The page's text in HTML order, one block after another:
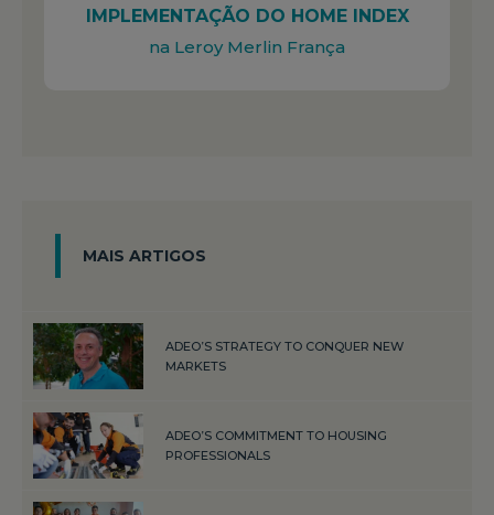
IMPLEMENTAÇÃO DO HOME INDEX
na Leroy Merlin França
MAIS ARTIGOS
ADEO’S STRATEGY TO CONQUER NEW
MARKETS
ADEO’S COMMITMENT TO HOUSING
PROFESSIONALS